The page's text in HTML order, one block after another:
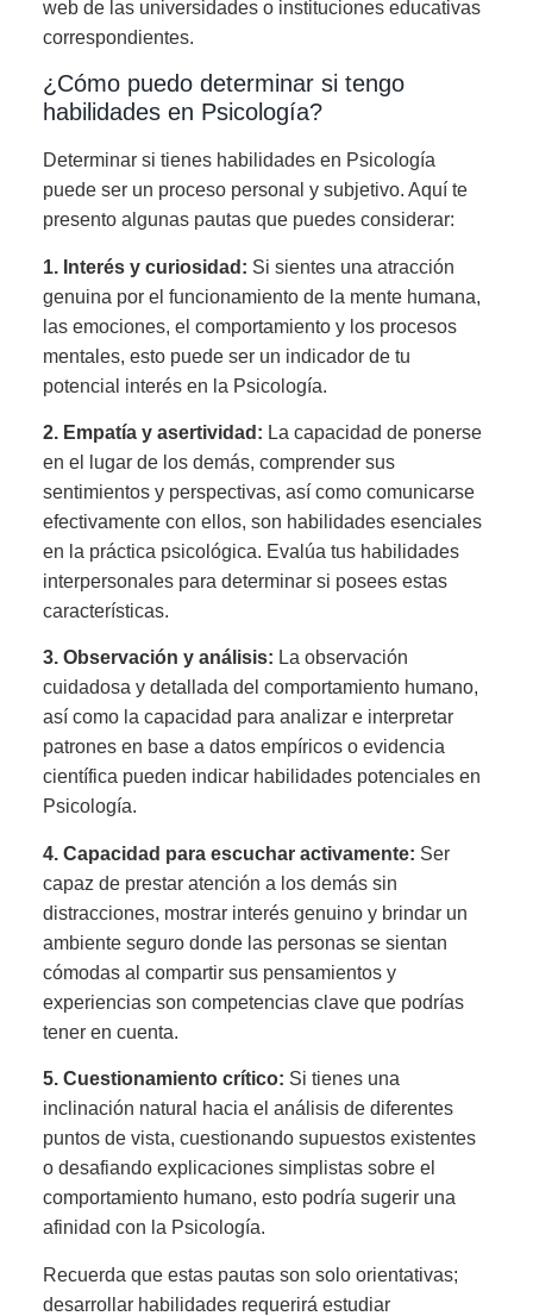
web de las universidades o instituciones educativas
correspondientes.
¿Cómo puedo determinar si tengo
habilidades en Psicología?
Determinar si tienes habilidades en Psicología
puede ser un proceso personal y subjetivo. Aquí te
presento algunas pautas que puedes considerar:
1. Interés y curiosidad: Si sientes una atracción
genuina por el funcionamiento de la mente humana,
las emociones, el comportamiento y los procesos
mentales, esto puede ser un indicador de tu
potencial interés en la Psicología.
2. Empatía y asertividad: La capacidad de ponerse
en el lugar de los demás, comprender sus
sentimientos y perspectivas, así como comunicarse
efectivamente con ellos, son habilidades esenciales
en la práctica psicológica. Evalúa tus habilidades
interpersonales para determinar si posees estas
características.
3. Observación y análisis: La observación
cuidadosa y detallada del comportamiento humano,
así como la capacidad para analizar e interpretar
patrones en base a datos empíricos o evidencia
científica pueden indicar habilidades potenciales en
Psicología.
4. Capacidad para escuchar activamente: Ser
capaz de prestar atención a los demás sin
distracciones, mostrar interés genuino y brindar un
ambiente seguro donde las personas se sientan
cómodas al compartir sus pensamientos y
experiencias son competencias clave que podrías
tener en cuenta.
5. Cuestionamiento crítico: Si tienes una
inclinación natural hacia el análisis de diferentes
puntos de vista, cuestionando supuestos existentes
o desafiando explicaciones simplistas sobre el
comportamiento humano, esto podría sugerir una
afinidad con la Psicología.
Recuerda que estas pautas son solo orientativas;
desarrollar habilidades requerirá estudiar